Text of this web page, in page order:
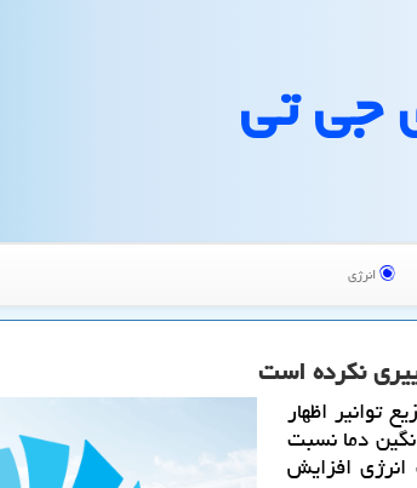
جی تی
انرژی
توانیر اظهار
دما نسبت
انرژی افزایش